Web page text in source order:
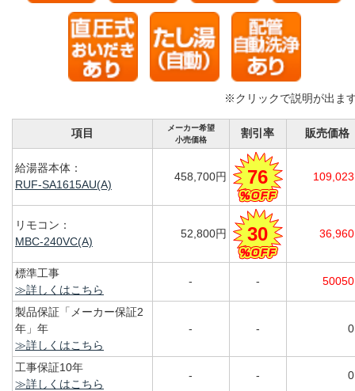
※クリックで説明が出ま
項目
メーカー希望
小売価格
割引率 販売価格
給湯器本体：
RUF-SA1615AU(A)
458,700円 76
リモコン：
MBC-240VC(A)
52,800円 30
標準工事
≫詳しくはこちら
- -
製品保証「メーカー保証2
年」年
≫詳しくはこちら
- -
工事保証10年
≫詳しくはこちら
- -